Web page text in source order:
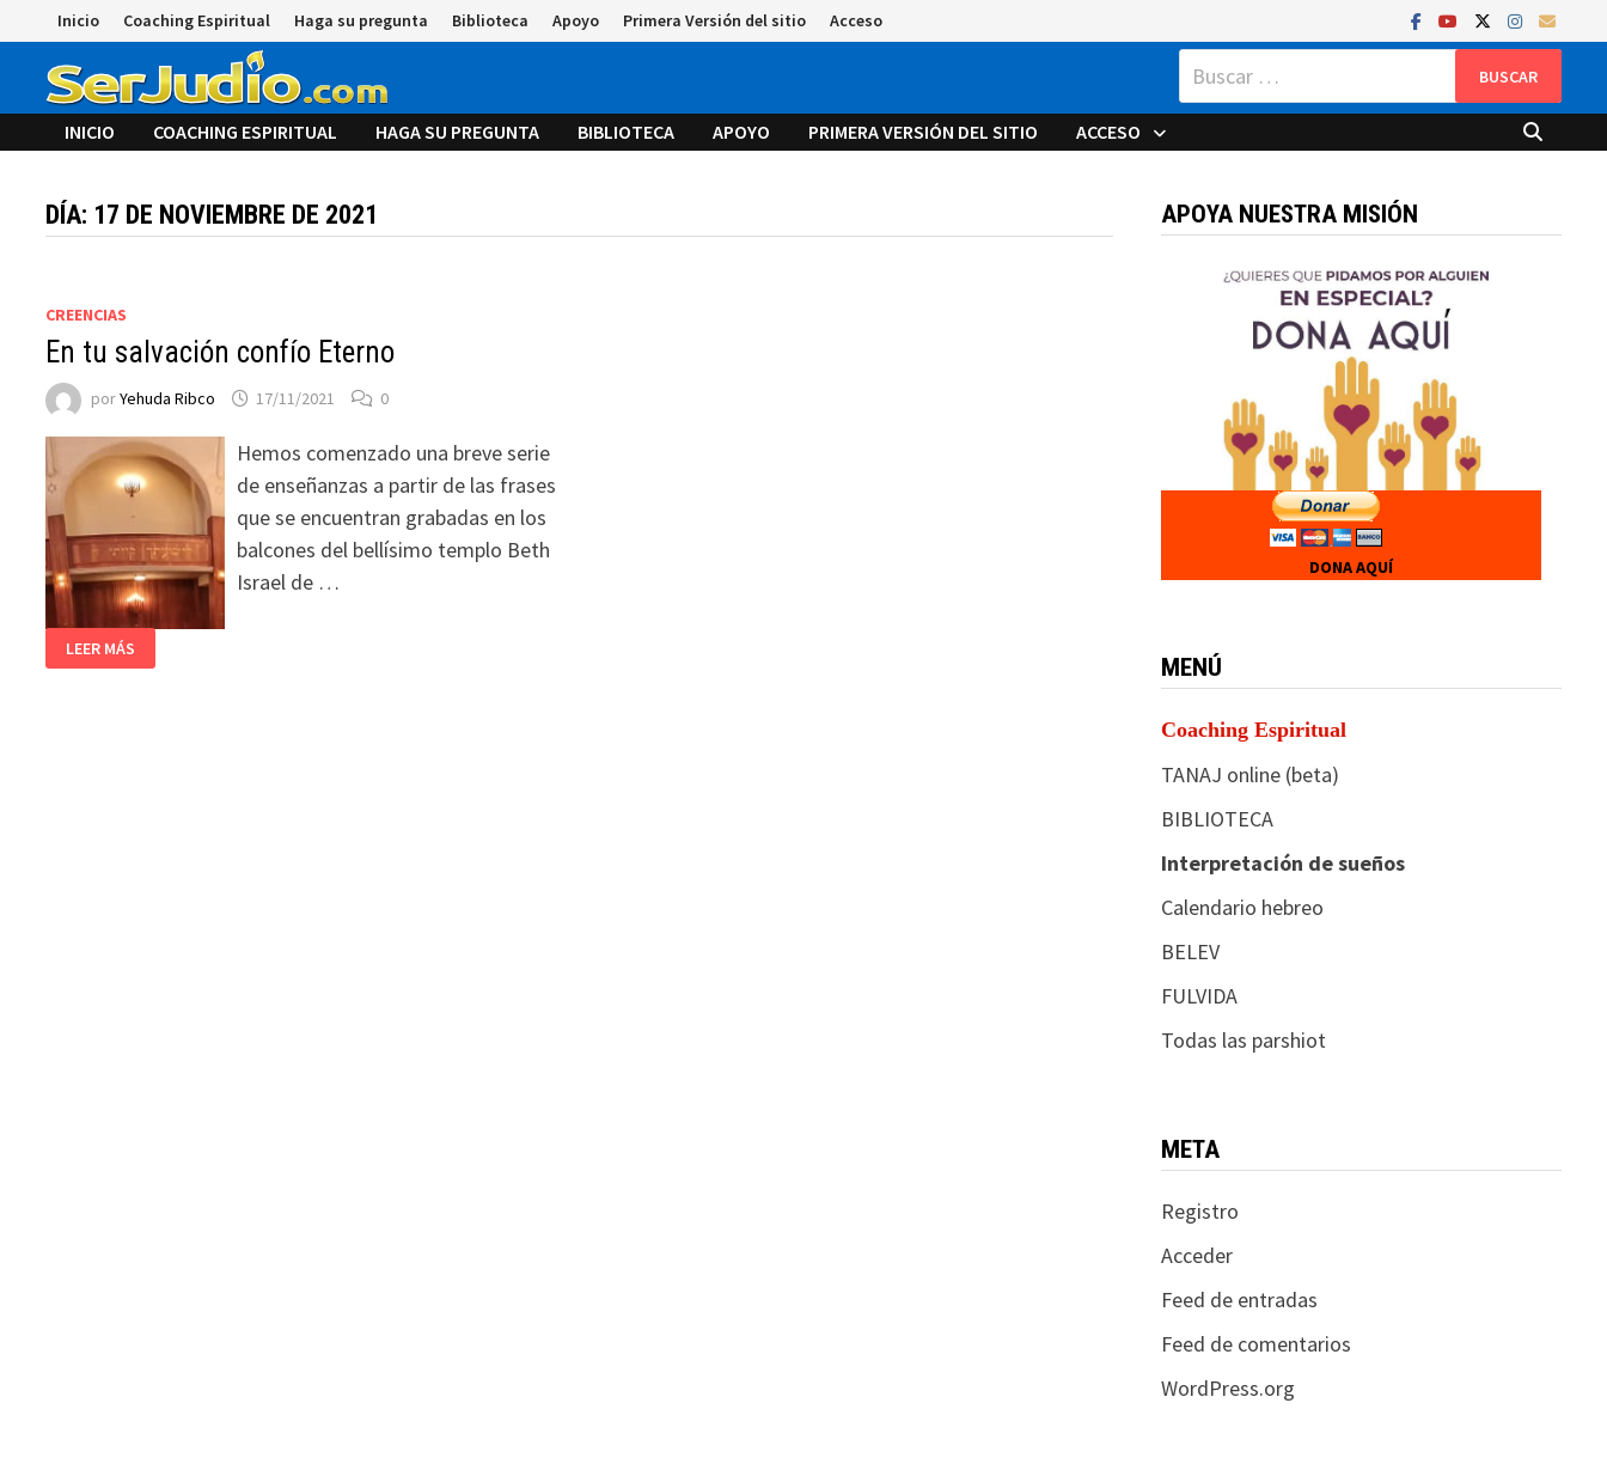
al
contenido
Inicio Coaching Espiritual Haga su pregunta Biblioteca Apoyo Primera Versión del sitio Acceso
Buscar:
INICIO COACHING ESPIRITUAL HAGA SU PREGUNTA BIBLIOTECA APOYO PRIMERA VERSIÓN DEL SITIO ACCESO
DÍA: 17 DE NOVIEMBRE DE 2021
CREENCIAS
En tu salvación confío Eterno
porYehuda Ribco 17/11/2021 0
Hemos comenzado una breve serie
de enseñanzas a partir de las frases
que se encuentran grabadas en los
balcones del bellísimo templo Beth
Israel de …
LEER MÁS
APOYA NUESTRA MISIÓN
DONA AQUÍ
MENÚ
Coaching Espiritual
TANAJ online (beta)
BIBLIOTECA
Interpretación de sueños
Calendario hebreo
BELEV
FULVIDA
Todas las parshiot
META
Registro
Acceder
Feed de entradas
Feed de comentarios
WordPress.org